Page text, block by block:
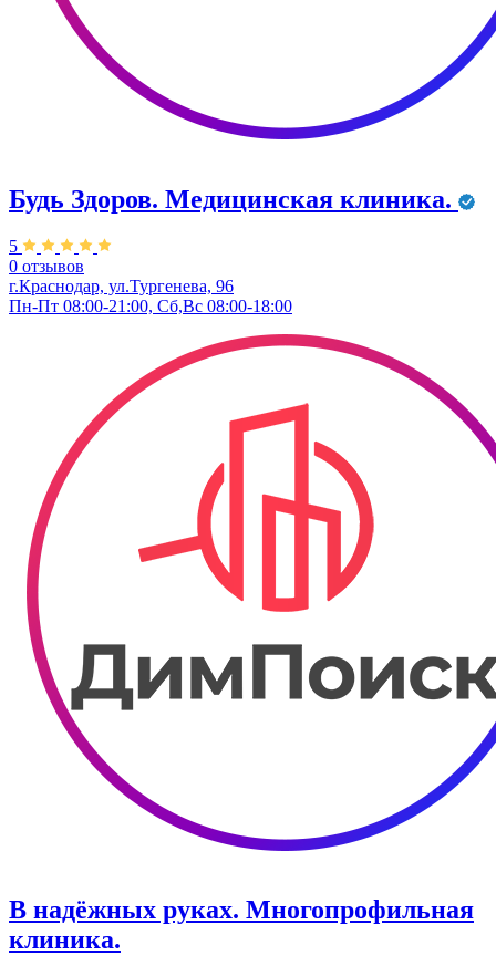
Будь Здоров. Медицинская клиника.
5
0 отзывов
г.Краснодар, ул.Тургенева, 96
Пн-Пт 08:00-21:00, Сб,Вс 08:00-18:00
В надёжных руках. Многопрофильная
клиника.